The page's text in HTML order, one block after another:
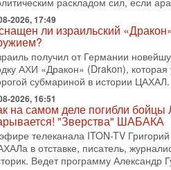
2026, 08:42
отменил удар по Ирану -
08/2026
США Дональд Трамп
подготовленного удара по
Тегерана и других стран
2026, 17:50
голос» Израиля: кто
русскоязычных репатриантов
политический ландшафт
взлет партии «Исраэль ба-
2026, 17:49
ли израильский
получил от Германии
АХИ «Дракон» (Drakon), которая
субмариной в истории
2026, 16:51
на самом деле погибли
"Зверства" ШАБАКА
телеканала ITON-TV
в отставке, писатель,
Ведет программу Александр